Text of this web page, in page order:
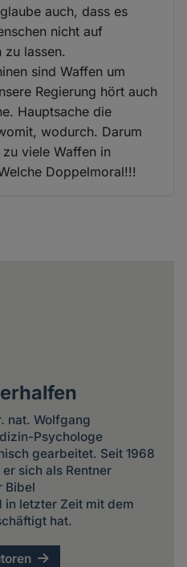
auch, dass es
nicht auf
zu lassen.
sind Waffen um
Regierung hört auch
Hauptsache die
wodurch. Darum
viele Waffen in
Doppelmoral!!!
nat. Wolfgang
Psychologe
gearbeitet. Seit 1968
sich als Rentner
Bibel
in letzter Zeit mit dem
hat.